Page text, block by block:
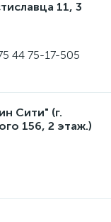
11, 3
44 75-17-505
Сити" (г.
156, 2 этаж.)